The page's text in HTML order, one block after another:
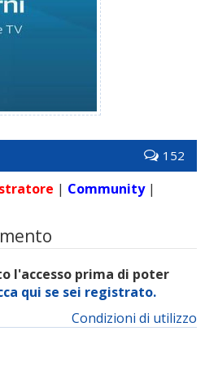
152
| Community|
l'accesso prima di poter
qui se sei registrato.
Condizioni di utilizzo